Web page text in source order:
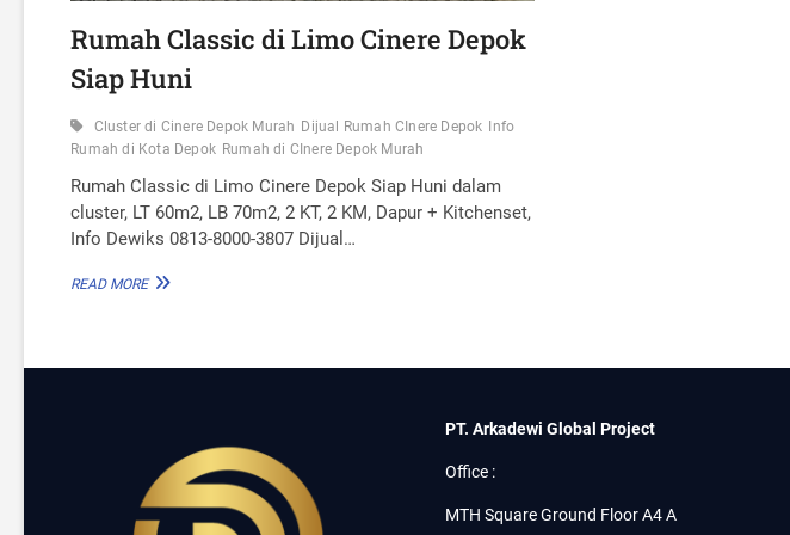
Rumah Classic di Limo Cinere Depok
Siap Huni
Cluster di Cinere Depok Murah Dijual Rumah CInere Depok Info
Rumah di Kota Depok Rumah di CInere Depok Murah
Rumah Classic di Limo Cinere Depok Siap Huni dalam
cluster, LT 60m2, LB 70m2, 2 KT, 2 KM, Dapur + Kitchenset,
Info Dewiks 0813-8000-3807 Dijual…
READ MORER
H
I
C
PT. Arkadewi Global Project
Office :
MTH Square Ground Floor A4 A